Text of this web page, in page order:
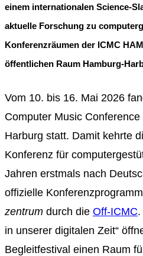
einem internationalen Science-
aktuelle Forschung zu
Konferenzräumen der ICMC
öffentlichen Raum Hamburg-
Vom 10. bis 16. Mai 2026
Computer Music
Harburg statt. Damit kehrte
Konferenz für
Jahren erstmals nach
offizielle
zentrum durch die Off-ICMC.
in unserer digitalen Zeit“
Begleitfestival einen Raum